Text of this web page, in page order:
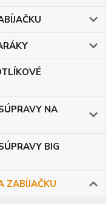
NA
BIG
ZABÍJAČKU